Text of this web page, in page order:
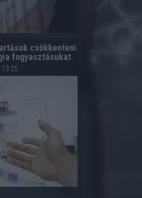
csökkenteni
fogyasztásukat
13:25